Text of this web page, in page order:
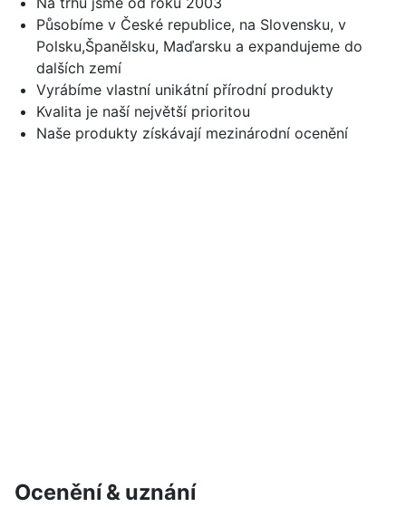
Působíme v České republice, na Slovensku, v
Polsku,Španělsku, Maďarsku a expandujeme do
dalších zemí
Vyrábíme vlastní unikátní přírodní produkty
Kvalita je naší největší prioritou
Naše produkty získávají mezinárodní ocenění
Ocenění & uznání